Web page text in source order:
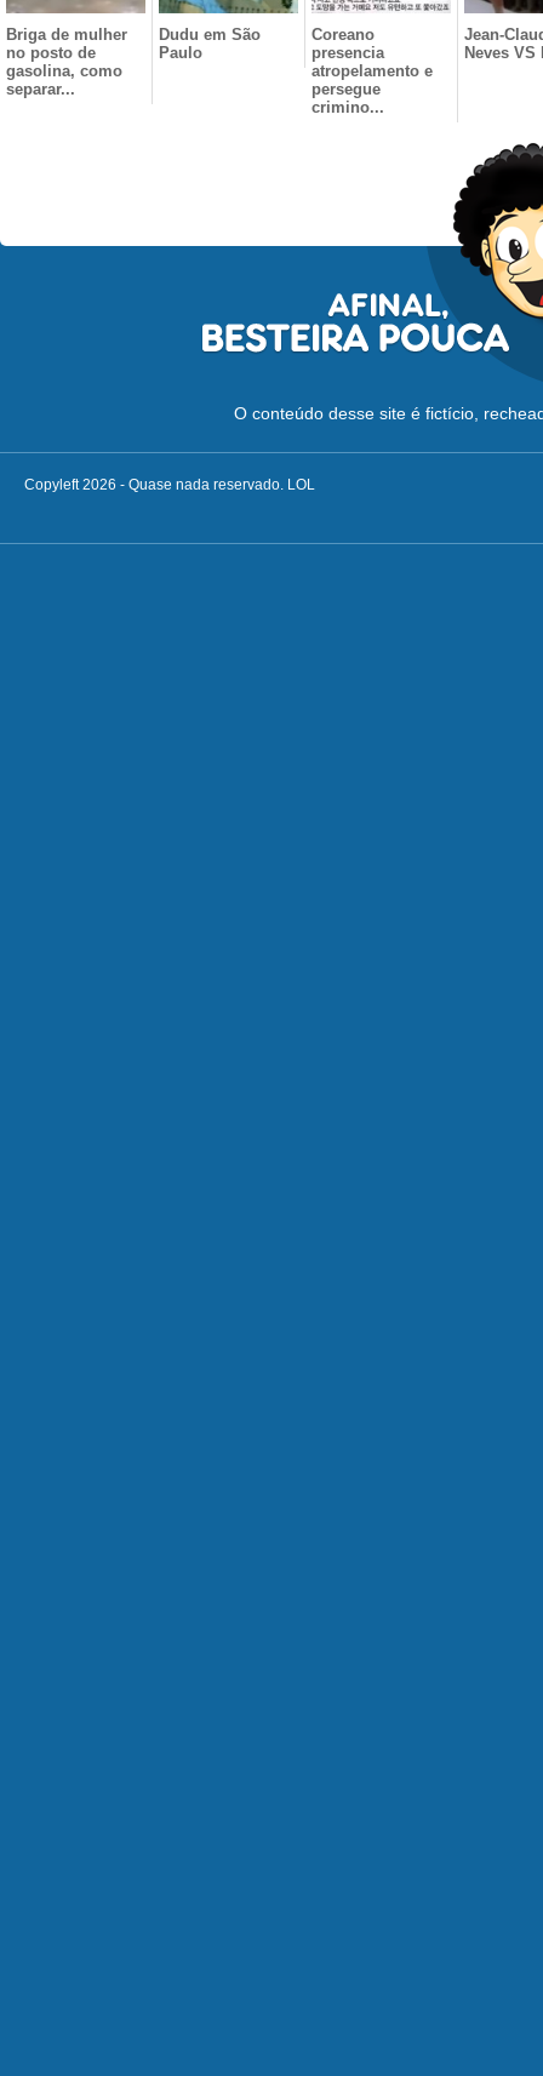
Briga de mulher
no posto de
gasolina, como
separar...
Dudu em São
Paulo
Coreano
presencia
atropelamento e
persegue
crimino...
Jean-
Neves VS
O conteúdo desse site é fictício,
Copyleft 2026 - Quase nada reservado. LOL